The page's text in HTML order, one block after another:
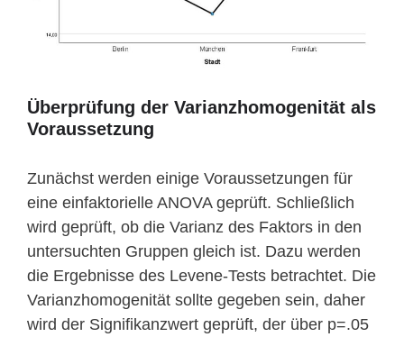
Überprüfung der Varianzhomogenität als
Voraussetzung
Zunächst werden einige Voraussetzungen für
eine einfaktorielle ANOVA geprüft. Schließlich
wird geprüft, ob die Varianz des Faktors in den
untersuchten Gruppen gleich ist. Dazu werden
die Ergebnisse des Levene-Tests betrachtet. Die
Varianzhomogenität sollte gegeben sein, daher
wird der Signifikanzwert geprüft, der über p=.05